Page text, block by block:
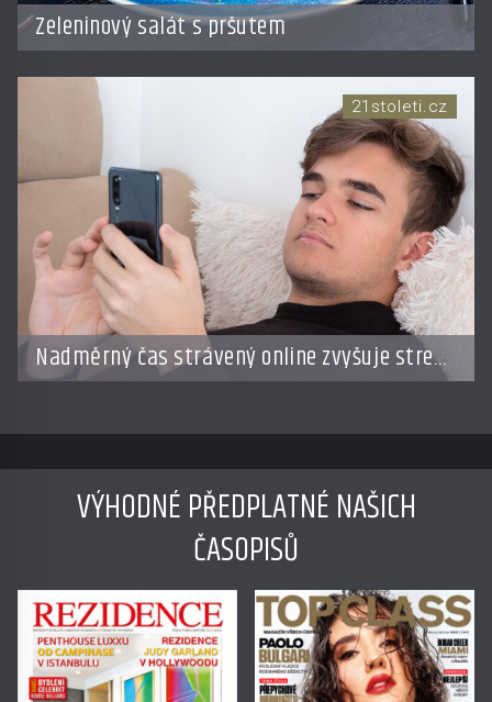
Zeleninový salát s pršutem
Nadměrný čas strávený online zvyšuje stres
a zhoršuje náladu, ukazuje studie
21stoleti.cz
VÝHODNÉ PŘEDPLATNÉ NAŠICH
ČASOPISŮ